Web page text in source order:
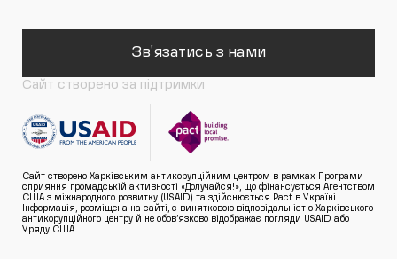
Зв'язатись з нами
Сайт створено за підтримки
Сайт створено Харківським антикорупційним центром в рамках Програми
сприяння громадській активності «Долучайся!», що фінансується Агентством
США з міжнародного розвитку (USAID) та здійснюється Pact в Україні.
Інформація, розміщена на сайті, є винятковою відповідальністю Харківського
антикорупційного центру й не обов’язково відображає погляди USAID або
Уряду США.